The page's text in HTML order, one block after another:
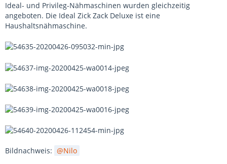
Ideal- und Privileg-Nähmaschinen wurden gleichzeitig
angeboten. Die Ideal Zick Zack Deluxe ist eine
Haushaltsnähmaschine.
Bildnachweis: Nilo